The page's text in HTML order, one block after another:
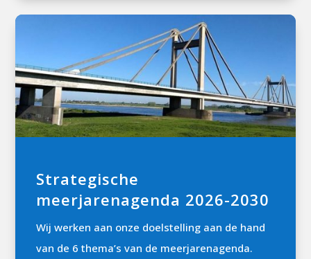
Strategische
meerjarenagenda 2026-2030
Wij werken aan onze doelstelling aan de hand
van de 6 thema’s van de meerjarenagenda.